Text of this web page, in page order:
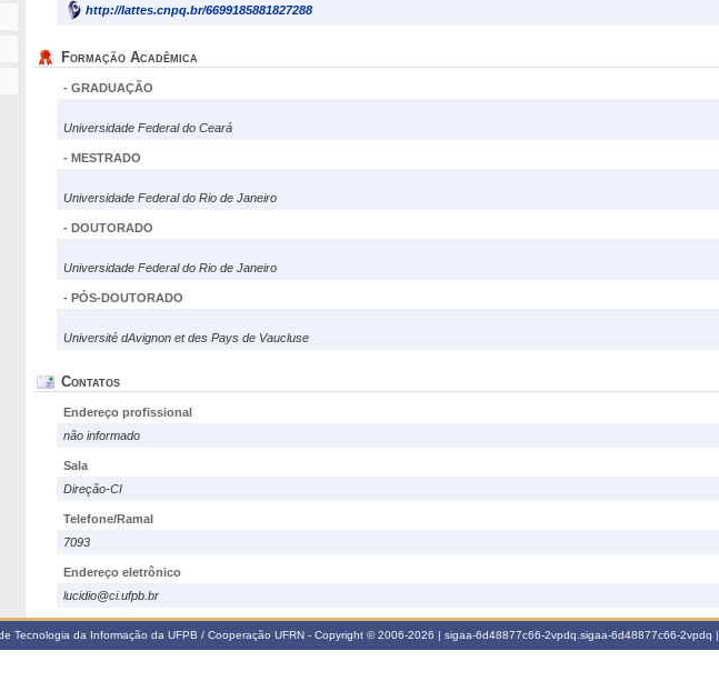
http://lattes.cnpq.br/6699185881827288
Formação Acadêmica
- GRADUAÇÃO
Universidade Federal do Ceará
- MESTRADO
Universidade Federal do Rio de Janeiro
- DOUTORADO
Universidade Federal do Rio de Janeiro
- PÓS-DOUTORADO
Université dAvignon et des Pays de Vaucluse
Contatos
Endereço profissional
não informado
Sala
Direção-CI
Telefone/Ramal
7093
Endereço eletrônico
lucidio@ci.ufpb.br
Tecnologia da Informação da UFPB / Cooperação UFRN - Copyright © 2006-2026 | sigaa-6d48877c66-2vpdq.sigaa-6d48877c66-2vpdq |